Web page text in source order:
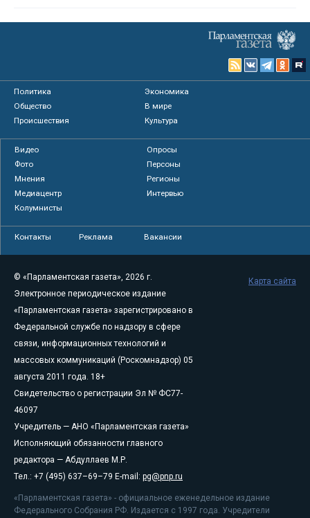
Политика
Экономика
Общество
В мире
Происшествия
Культура
Видео
Опросы
Фото
Персоны
Мнения
Регионы
Медиацентр
Интервью
Колумнисты
Контакты Реклама Вакансии
© «Парламентская газета», 2026 г.
Электронное периодическое издание
«Парламентская газета» зарегистрировано в
Федеральной службе по надзору в сфере
связи, информационных технологий и
массовых коммуникаций (Роскомнадзор) 05
августа 2011 года. 18+
Свидетельство о регистрации Эл № ФС77-
46097
Учредитель — АНО «Парламентская газета»
Исполняющий обязанности главного
редактора — Абдуллаев М.Р.
Тел.: +7 (495) 637–69–79 E-mail: pg@pnp.ru
«Парламентская газета» - официальное еженедельное издание
Федерального Собрания РФ. Издается с 1997 года. Учредители
Карта сайта